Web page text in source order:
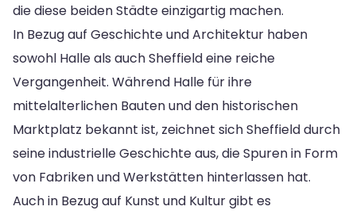
die diese beiden Städte einzigartig machen.
In Bezug auf Geschichte und Architektur haben
sowohl Halle als auch Sheffield eine reiche
Vergangenheit. Während Halle für ihre
mittelalterlichen Bauten und den historischen
Marktplatz bekannt ist, zeichnet sich Sheffield durch
seine industrielle Geschichte aus, die Spuren in Form
von Fabriken und Werkstätten hinterlassen hat.
Auch in Bezug auf Kunst und Kultur gibt es